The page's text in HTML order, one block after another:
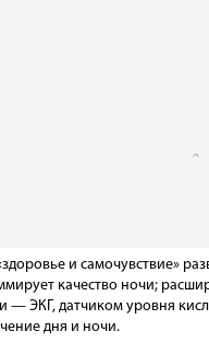
и самочувствие»
качество ночи;
— ЭКГ, датчиком уровня
дня и ночи.